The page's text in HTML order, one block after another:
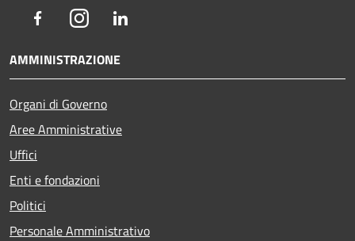
FacebookInstagram
AMMINISTRAZIONE
Organi di Governo
Aree Amministrative
Uffici
Enti e fondazioni
Politici
Personale Amministrativo